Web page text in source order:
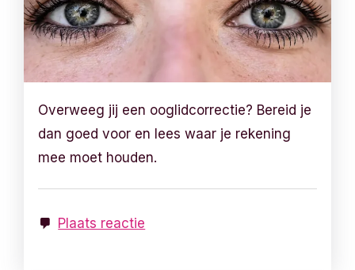
Overweeg jij een ooglidcorrectie? Bereid je
dan goed voor en lees waar je rekening
mee moet houden.
Plaats reactie